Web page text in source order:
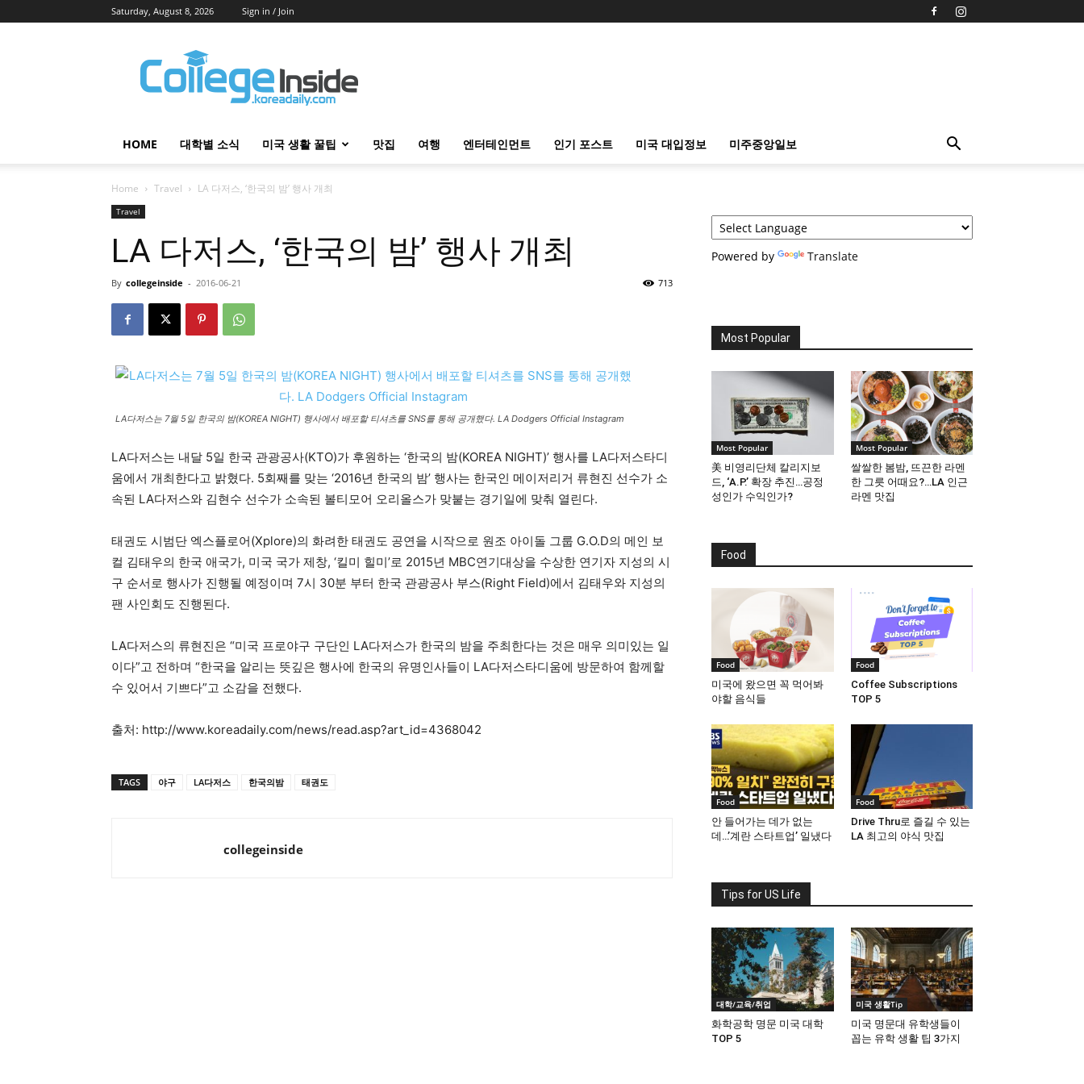
Saturday, August 8, 2026 Sign in / Join
Inside
HOME 대학별 소식 미국 생활 꿀팁 맛집 여행 엔터테인먼트 인기 포스트 미국 대입정보 미주중앙일보
Home Travel LA 다저스, ‘한국의 밤’ 행사 개최
Travel
LA 다저스, ‘한국의 밤’ 행사 개최
By collegeinside - 2016-06-21 713
LA다저스는 7월 5일 한국의 밤(KOREA NIGHT) 행사에서 배포할 티셔츠를 SNS를 통해 공개했다. LA Dodgers Official Instagram
LA다저스는 내달 5일 한국 관광공사(KTO)가 후원하는 ‘한국의 밤(KOREA NIGHT)’ 행사를 LA다저스타디
움에서 개최한다고 밝혔다. 5회째를 맞는 ‘2016년 한국의 밤’ 행사는 한국인 메이저리거 류현진 선수가 소
속된 LA다저스와 김현수 선수가 소속된 볼티모어 오리올스가 맞붙는 경기일에 맞춰 열린다.
태권도 시범단 엑스플로어(Xplore)의 화려한 태권도 공연을 시작으로 원조 아이돌 그룹 G.O.D의 메인 보
컬 김태우의 한국 애국가, 미국 국가 제창, ‘킬미 힐미’로 2015년 MBC연기대상을 수상한 연기자 지성의 시
구 순서로 행사가 진행될 예정이며 7시 30분 부터 한국 관광공사 부스(Right Field)에서 김태우와 지성의
팬 사인회도 진행된다.
LA다저스의 류현진은 “미국 프로야구 구단인 LA다저스가 한국의 밤을 주최한다는 것은 매우 의미있는 일
이다”고 전하며 “한국을 알리는 뜻깊은 행사에 한국의 유명인사들이 LA다저스타디움에 방문하여 함께할
수 있어서 기쁘다”고 소감을 전했다.
출처: http://www.koreadaily.com/news/read.asp?art_id=4368042
TAGS 야구 LA다저스 한국의밤 태권도
collegeinside
Powered by Translate
Most Popular
Most Popular
美 비영리단체 칼리지보
드, ‘A.P.’ 확장 추진…공정
성인가 수익인가?
Most Popular
쌀쌀한 봄밤, 뜨끈한 라멘
한 그릇 어때요?…LA 인근
라멘 맛집
Food
Food
미국에 왔으면 꼭 먹어봐
야할 음식들
Food
Coffee Subscriptions
TOP 5
Food
안 들어가는 데가 없는
데…’계란 스타트업’ 일냈다
Food
Drive Thru로 즐길 수 있는
LA 최고의 야식 맛집
Tips for US Life
대학/교육/취업
화학공학 명문 미국 대학
TOP 5
미국 생활Tip
미국 명문대 유학생들이
꼽는 유학 생활 팁 3가지